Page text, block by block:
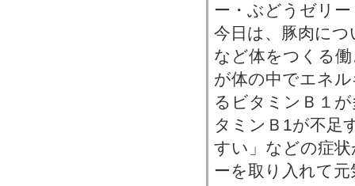
ー・ぶどうゼリ
今日は、豚肉に
など体をつくる
が体の中でエネ
るビタミンＢ１
タミンＢ1が不足
すい」などの症
ーを取り入れて